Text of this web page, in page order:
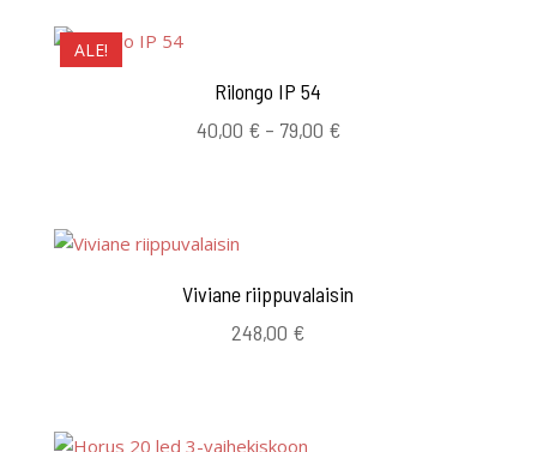
ALE!
Rilongo IP 54
40,00 € – 79,00 €Hintaluokka:
Viviane riippuvalaisin
248,00 €